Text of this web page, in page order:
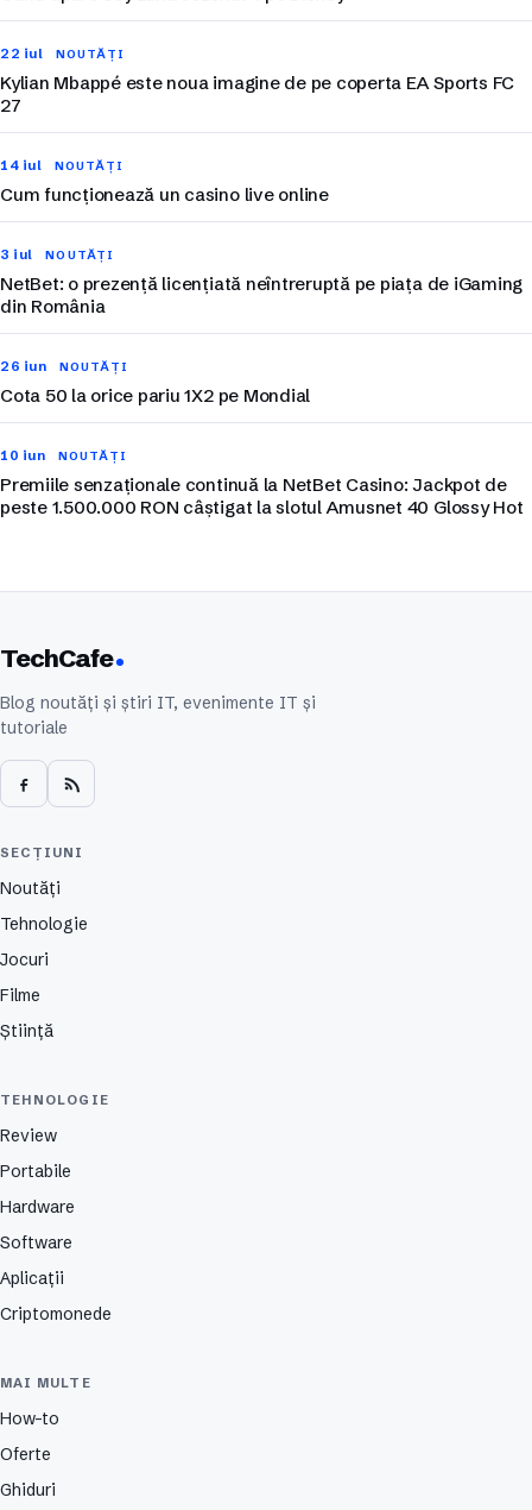
22 iul NOUTĂȚI
Kylian Mbappé este noua imagine de pe coperta EA Sports FC
27
14 iul NOUTĂȚI
Cum funcționează un casino live online
3 iul NOUTĂȚI
NetBet: o prezență licențiată neîntreruptă pe piața de iGaming
din România
26 iun NOUTĂȚI
Cota 50 la orice pariu 1X2 pe Mondial
10 iun NOUTĂȚI
Premiile senzaționale continuă la NetBet Casino: Jackpot de
peste 1.500.000 RON câștigat la slotul Amusnet 40 Glossy Hot
TechCafe
Blog noutăți și știri IT, evenimente IT și
tutoriale
SECȚIUNI
Noutăți
Tehnologie
Jocuri
Filme
Știință
TEHNOLOGIE
Review
Portabile
Hardware
Software
Aplicații
Criptomonede
MAI MULTE
How-to
Oferte
Ghiduri